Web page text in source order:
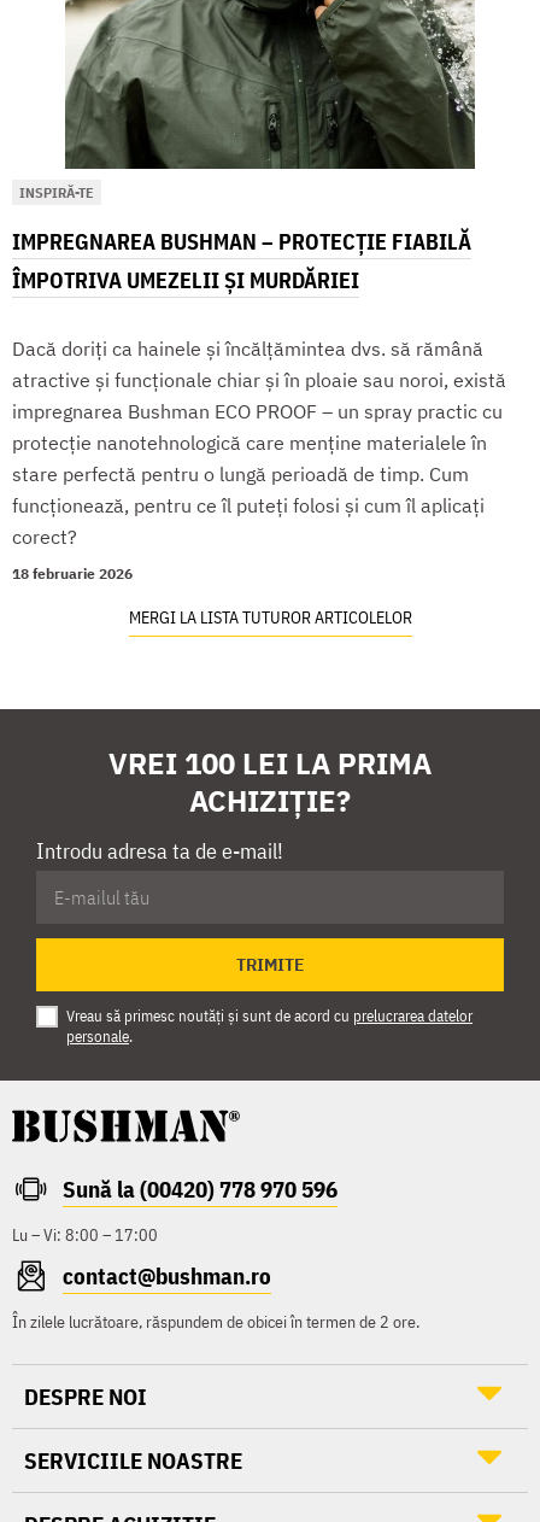
INSPIRĂ-TE
IMPREGNAREA BUSHMAN – PROTECȚIE FIABILĂ
ÎMPOTRIVA UMEZELII ȘI MURDĂRIEI
Dacă doriți ca hainele și încălțămintea dvs. să rămână
atractive și funcționale chiar și în ploaie sau noroi, există
impregnarea Bushman ECO PROOF – un spray practic cu
protecție nanotehnologică care menține materialele în
stare perfectă pentru o lungă perioadă de timp. Cum
funcționează, pentru ce îl puteți folosi și cum îl aplicați
corect?
18 februarie 2026
MERGI LA LISTA TUTUROR ARTICOLELOR
VREI 100 LEI LA PRIMA
ACHIZIȚIE?
Introdu adresa ta de e-mail!
TRIMITE
Vreau să primesc noutăți și sunt de acord cu prelucrarea datelor
personale.
Sună la (00420) 778 970 596
Lu – Vi: 8:00 – 17:00
contact@bushman.ro
În zilele lucrătoare, răspundem de obicei în termen de 2 ore.
DESPRE NOI
SERVICIILE NOASTRE